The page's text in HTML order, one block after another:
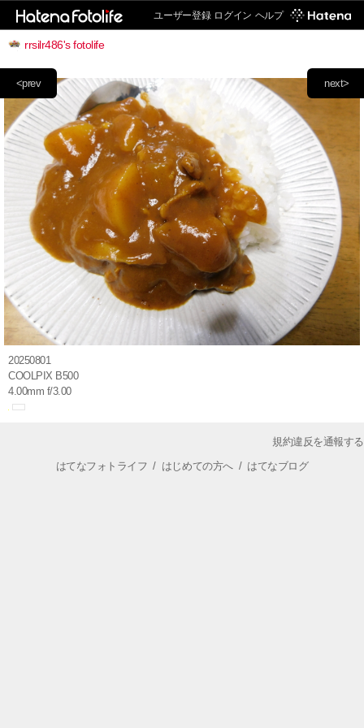
ユーザー登録 ログイン ヘルプ
rrsilr486's fotolife
next>
<prev
20250801
COOLPIX B500
4.00mm f/3.00
規約違反を通報する
はてなフォトライフ / はじめての方へ/ はてなブログ